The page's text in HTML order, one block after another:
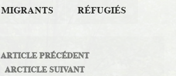
MIGRANTS RÉFUGIÉS
ARTICLE PRÉCÉDENT
ARCTICLE SUIVANT